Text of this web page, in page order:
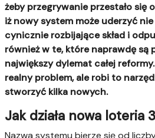
żeby przegrywanie przestało się
iż nowy system może uderzyć
cynicznie rozbijające skład i
również w te, które naprawdę są
największy dylemat całej
realny problem, ale robi to
stworzyć kilka nowych.
Jak działa nowa loteria
Nazwa systemu bierze się od